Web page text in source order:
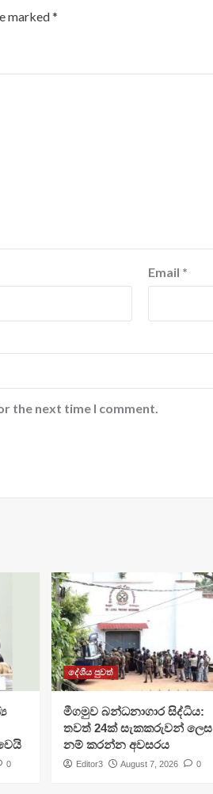
marked*
Email *
the next time I comment.
0
දේශීය පුවත්
මීගමුව බන්ධනාගාර සිද්ධිය:
තවත් 24ක් සැකකරුවන් ලෙස
නම් කරන්න අවසරය
Editor3 August 7, 2026 0